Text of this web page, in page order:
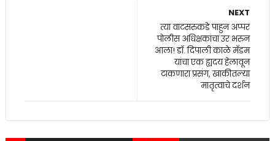
NEXT
त्या वाटसरुकडे पाहुन अप्पर
पोलीस अधिक्षकांचा उर भरुन
आला! डॉ. दिपाली काळे मॅडम
यांचा एक ह्यदय हेलावून
टाकणारा प्रसंग, खाकीतल्या
मातृत्वाचे दर्शन